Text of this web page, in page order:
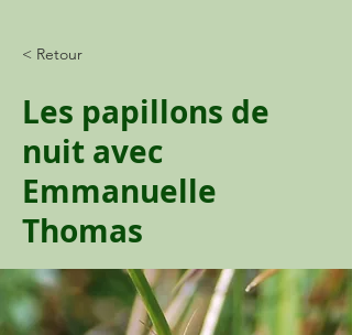
< Retour
Les papillons de
nuit avec
Emmanuelle
Thomas